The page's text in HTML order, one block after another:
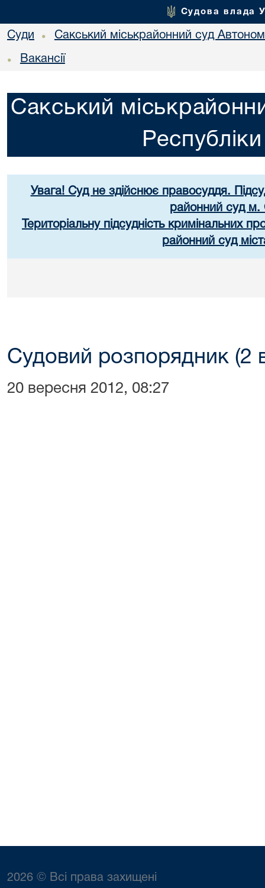
Судова влада
Суди • Сакський міськрайонний суд
• Вакансії
Сакський
Увага! Суд не здійснює правосуддя.
районний суд м.
Територіальну підсудність кримінальних
районний суд
Судовий розпорядник (2
20 вересня 2012, 08:27
2026 © Всі права захищені